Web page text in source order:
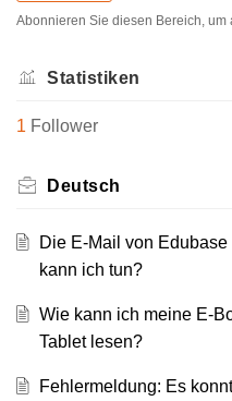
Abonnieren Sie diesen Bereich, um
Statistiken
1 Follower
Deutsch
Die E-Mail von
kann ich tun?
Wie kann ich meine E-
Tablet lesen?
Fehlermeldung: Es